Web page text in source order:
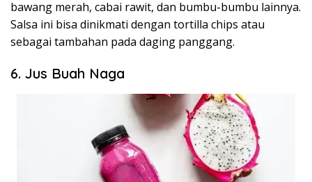
bawang merah, cabai rawit, dan bumbu-bumbu lainnya.
Salsa ini bisa dinikmati dengan tortilla chips atau
sebagai tambahan pada daging panggang.
6. Jus Buah Naga